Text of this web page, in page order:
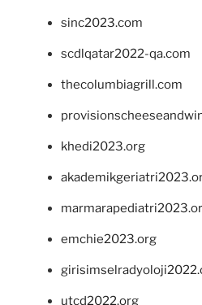
sinc2023.com
scdlqatar2022-qa.com
thecolumbiagrill.com
khedi2023.org
emchie2023.org
utcd2022.org